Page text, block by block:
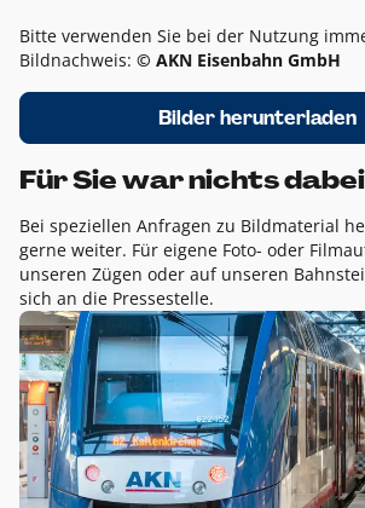
Bitte verwenden Sie bei der Nutzung
Bildnachweis: © AKN Eisenbahn GmbH
Bilder herunterladen
Für Sie war nichts
Bei speziellen Anfragen zu Bildmaterial
gerne weiter. Für eigene Foto- oder
unseren Zügen oder auf unseren
sich an die Pressestelle.